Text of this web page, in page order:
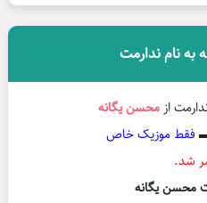
به نام ندارمت
از محسن یگانه
فقط موزیک خاص
شد.
محسن یگانه